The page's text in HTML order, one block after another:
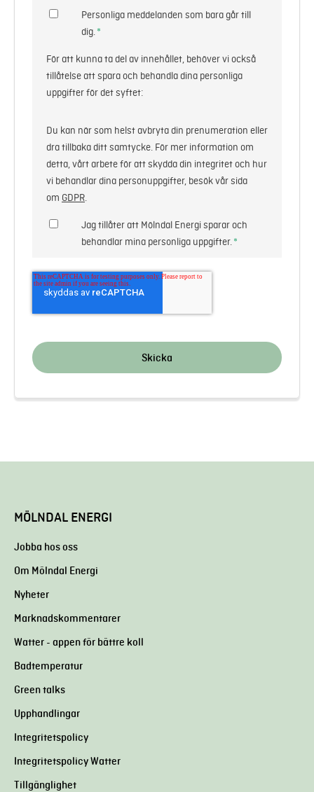
Personliga meddelanden som bara går till
dig.*
För att kunna ta del av innehållet, behöver vi också
tillåtelse att spara och behandla dina personliga
uppgifter för det syftet:
Jag tillåter att Mölndal Energi sparar och
behandlar mina personliga uppgifter.*
Du kan när som helst avbryta din prenumeration eller
dra tillbaka ditt samtycke. För mer information om
detta, vårt arbete för att skydda din integritet och hur
vi behandlar dina personuppgifter, besök vår sida
om GDPR.
MÖLNDAL ENERGI
Jobba hos oss
Om Mölndal Energi
Nyheter
Marknadskommentarer
Watter - appen för bättre koll
Badtemperatur
Green talks
Upphandlingar
Integritetspolicy
Integritetspolicy Watter
Tillgänglighet